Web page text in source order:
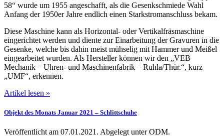
58“ wurde um 1955 angeschafft, als die Gesenkschmiede Wahl
Anfang der 1950er Jahre endlich einen Starkstromanschluss bekam.
Diese Maschine kann als Horizontal- oder Vertikalfräsmaschine
eingerichtet werden und diente zur Einarbeitung der Gravuren in die
Gesenke, welche bis dahin meist mühselig mit Hammer und Meißel
eingearbeitet wurden. Als Hersteller können wir den „VEB
Mechanik – Uhren- und Maschinenfabrik – Ruhla/Thür.“, kurz
„UMF“, erkennen.
Artikel lesen »
Objekt des Monats Januar 2021 – Schlittschuhe
Veröffentlicht am 07.01.2021. Abgelegt unter ODM.